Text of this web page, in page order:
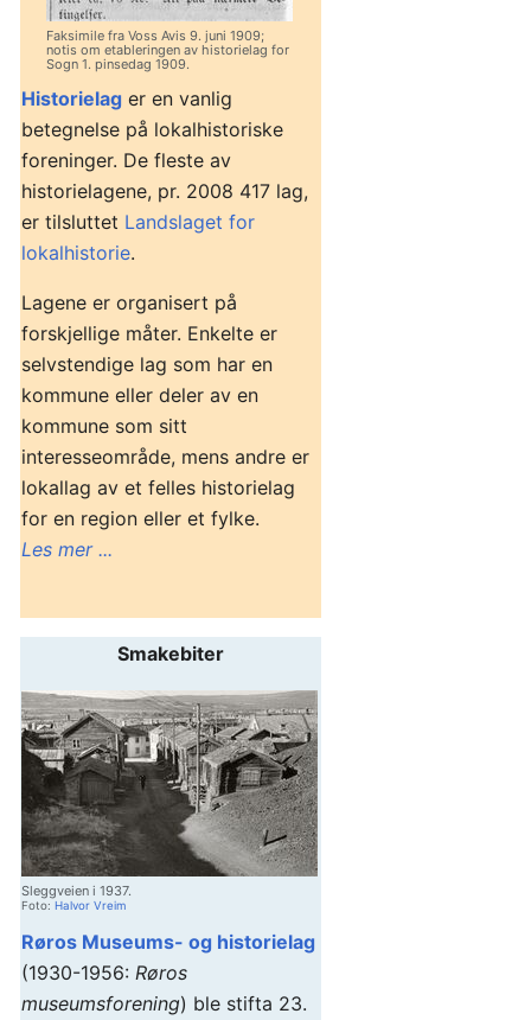
Faksimile fra Voss Avis 9. juni 1909;
notis om etableringen av historielag for
Sogn 1. pinsedag 1909.
Historielag er en vanlig
betegnelse på lokalhistoriske
foreninger. De fleste av
historielagene, pr. 2008 417 lag,
er tilsluttet Landslaget for
lokalhistorie.
Lagene er organisert på
forskjellige måter. Enkelte er
selvstendige lag som har en
kommune eller deler av en
kommune som sitt
interesseområde, mens andre er
lokallag av et felles historielag
for en region eller et fylke.
Les mer ...
Smakebiter
Sleggveien i 1937.
Foto: Halvor Vreim
Røros Museums- og historielag
(1930-1956: Røros
museumsforening) ble stifta 23.